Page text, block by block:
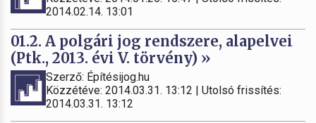
2014.02.14. 13:01
01.2. A polgári jog rendszere, alapelvei
(Ptk., 2013. évi V. törvény) »
Szerző: Építésijog.hu
Közzétéve: 2014.03.31. 13:12 | Utolsó frissítés:
2014.03.31. 13:12